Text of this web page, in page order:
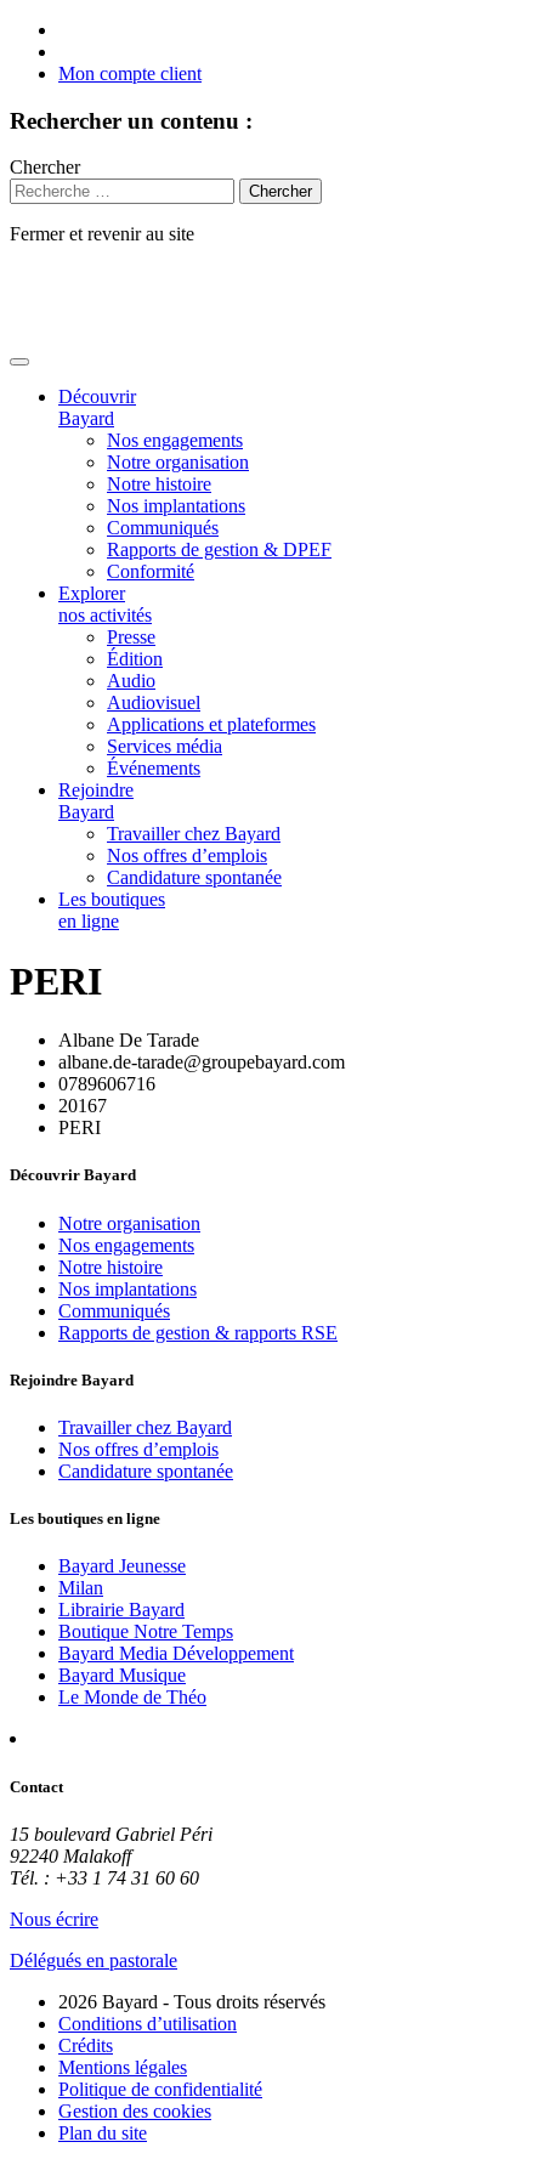
Mon compte client
Rechercher un contenu :
Chercher
Fermer et revenir au site
Découvrir
Bayard
Nos engagements
Notre organisation
Notre histoire
Nos implantations
Communiqués
Rapports de gestion & DPEF
Conformité
Explorer
nos activités
Presse
Édition
Audio
Audiovisuel
Applications et plateformes
Services média
Événements
Rejoindre
Bayard
Travailler chez Bayard
Nos offres d’emplois
Candidature spontanée
Les boutiques
en ligne
PERI
Albane De Tarade
albane.de-tarade@groupebayard.com
0789606716
20167
PERI
Découvrir Bayard
Notre organisation
Nos engagements
Notre histoire
Nos implantations
Communiqués
Rapports de gestion & rapports RSE
Rejoindre Bayard
Travailler chez Bayard
Nos offres d’emplois
Candidature spontanée
Les boutiques en ligne
Bayard Jeunesse
Milan
Librairie Bayard
Boutique Notre Temps
Bayard Media Développement
Bayard Musique
Le Monde de Théo
Contact
15 boulevard Gabriel Péri
92240 Malakoff
Tél. : +33 1 74 31 60 60
Nous écrire
Délégués en pastorale
2026 Bayard - Tous droits réservés
Conditions d’utilisation
Crédits
Mentions légales
Politique de confidentialité
Gestion des cookies
Plan du site